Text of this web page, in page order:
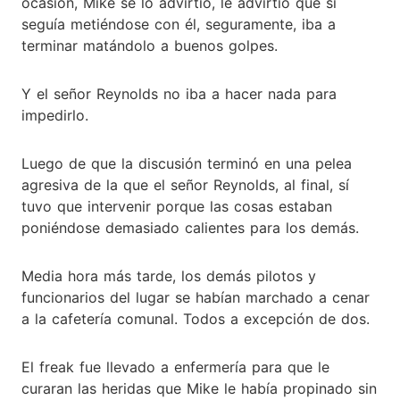
seguía metiéndose con él, seguramente, iba a
terminar matándolo a buenos golpes.
Y el señor Reynolds no iba a hacer nada para
impedirlo.
Luego de que la discusión terminó en una pelea
agresiva de la que el señor Reynolds, al final, sí
tuvo que intervenir porque las cosas estaban
poniéndose demasiado calientes para los demás.
Media hora más tarde, los demás pilotos y
funcionarios del lugar se habían marchado a cenar
a la cafetería comunal. Todos a excepción de dos.
El freak fue llevado a enfermería para que le
curaran las heridas que Mike le había propinado sin